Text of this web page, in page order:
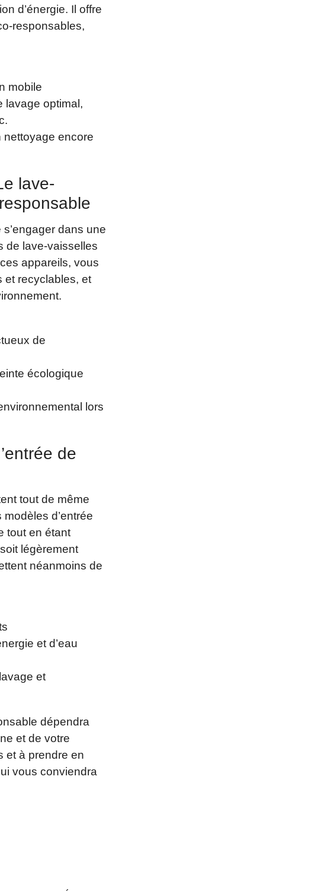
d’énergie. Il offre
responsables,
mobile
lavage optimal,
nettoyage encore
lave-
dans une
de lave-vaisselles
appareils, vous
et recyclables, et
de
écologique
lors
de
tout de même
d’entrée
tout en étant
légèrement
néanmoins de
et d’eau
et
dépendra
et de votre
et à prendre en
vous conviendra